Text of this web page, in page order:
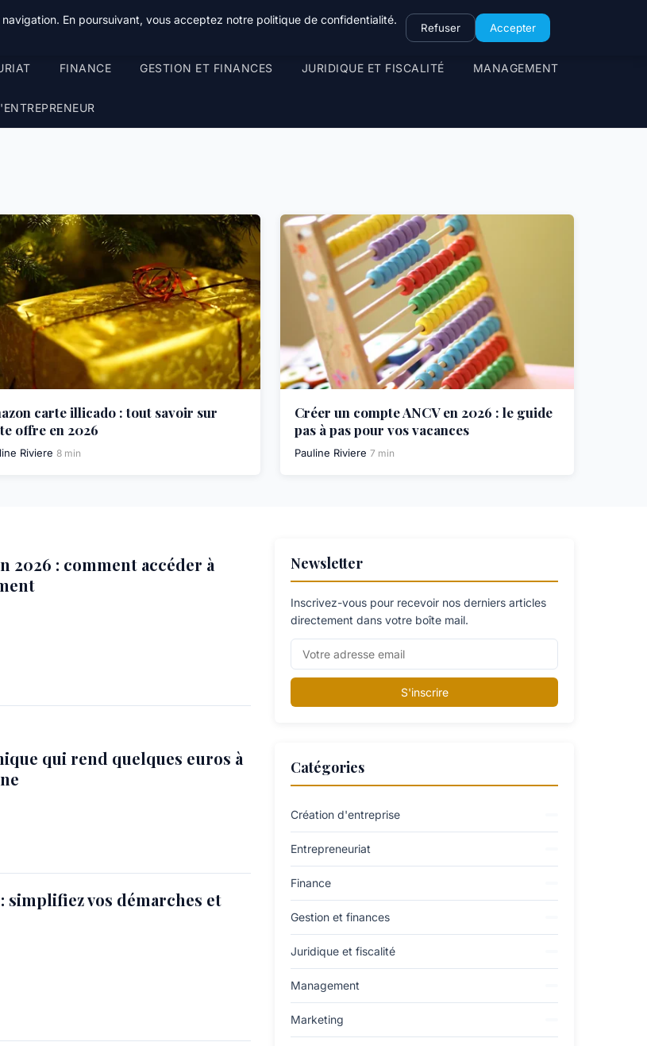
FINANCE GESTION ET FINANCES JURIDIQUE ET FISCALITÉ MANAGEMENT
carte illicado : tout savoir sur
offre en 2026
Riviere 8 min
Créer un compte ANCV en 2026 : le guide
pas à pas pour vos vacances
Pauline Riviere 7 min
2026 : comment accéder à
qui rend quelques euros à
simplifiez vos démarches et
Newsletter
Inscrivez-vous pour recevoir nos derniers articles
directement dans votre boîte mail.
S'inscrire
Catégories
Création d'entreprise
Entrepreneuriat
Finance
Gestion et finances
Juridique et fiscalité
Management
Marketing
En poursuivant, vous acceptez notre politique de confidentialité.
Refuser Accepter